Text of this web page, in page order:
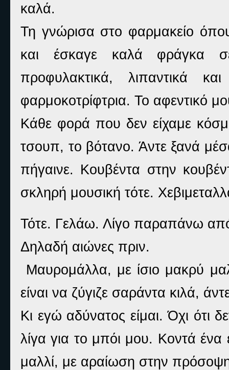
καλά.
Τη γνώρισα στο φαρμακείο
και έσκαγε καλά φράγκα
προφυλακτικά, λιπαντικά
φαρμοκοτρίφτρια. Το αφεντικό
Κάθε φορά που δεν είχαμε
τσουπ, το βότανο. Άντε ξανά
πήγαινε. Κουβέντα στην
σκληρή μουσική τότε.
Τότε. Γελάω. Λίγο παραπάνω
Δηλαδή αιώνες πριν.
Μαυρομάλλα, με ίσιο μακρύ
είναι να ζύγιζε σαράντα κιλά,
Κι εγώ αδύνατος είμαι. Όχι ότι
λίγα για το μπόι μου. Κοντά
μαλλί, με αραίωση στην